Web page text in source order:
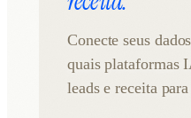
Conecte seus
quais plataformas
leads e receita